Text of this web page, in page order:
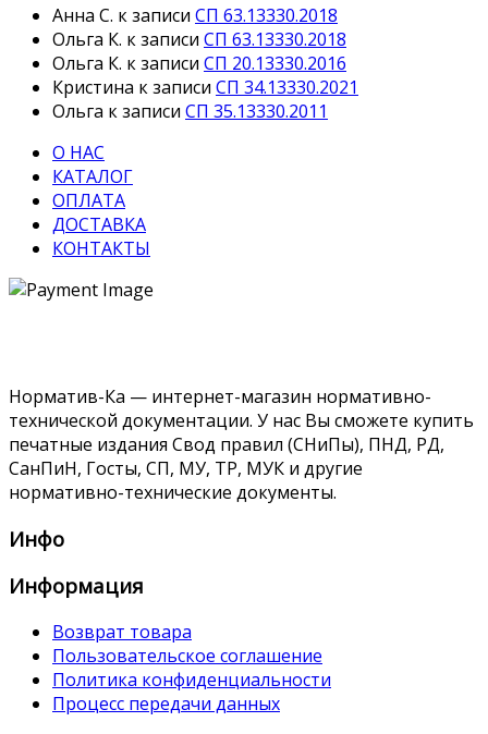
Анна С. к записи СП 63.13330.2018
Ольга К. к записи СП 63.13330.2018
Ольга К. к записи СП 20.13330.2016
Кристина к записи СП 34.13330.2021
Ольга к записи СП 35.13330.2011
О НАС
КАТАЛОГ
ОПЛАТА
ДОСТАВКА
КОНТАКТЫ
Норматив-Ка — интернет-магазин нормативно-
технической документации. У нас Вы сможете купить
печатные издания Свод правил (СНиПы), ПНД, РД,
СанПиН, Госты, СП, МУ, ТР, МУК и другие
нормативно-технические документы.
Инфо
Информация
Возврат товара
Пользовательское соглашение
Политика конфиденциальности
Процесс передачи данных